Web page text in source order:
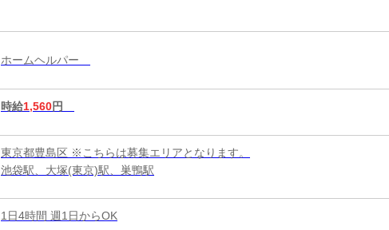
ホームヘルパー
時給1,560円
東京都豊島区 ※こちらは募集エリアとなります。
池袋駅、大塚(東京)駅、巣鴨駅
1日4時間 週1日からOK